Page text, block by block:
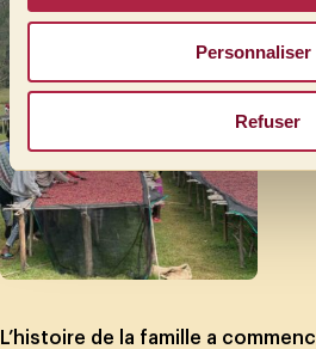
Personnaliser
Refuser
L’histoire de la famille a